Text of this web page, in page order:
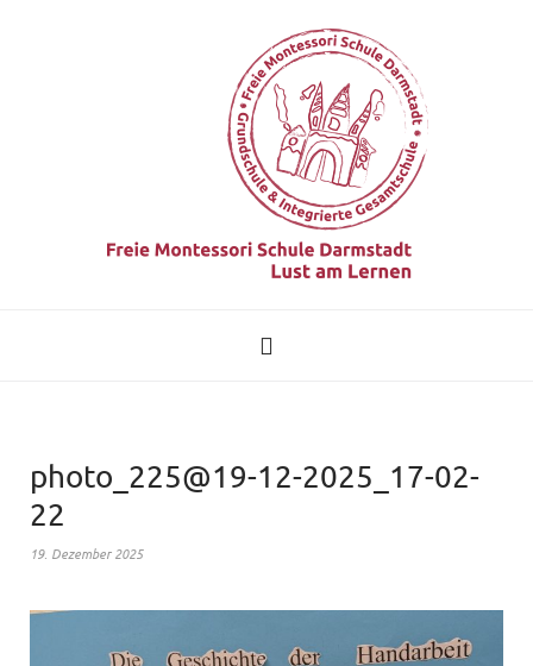
photo_225@19-12-2025_17-02-
22
19. Dezember 2025